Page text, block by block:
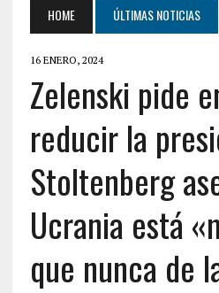
HOME ÚLTIMAS NOTICIAS
16 ENERO, 2024
Zelenski pide
reducir la
Stoltenberg
Ucrania está
que nunca de